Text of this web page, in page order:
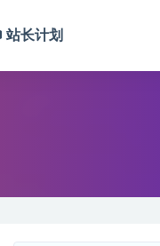
站长计划